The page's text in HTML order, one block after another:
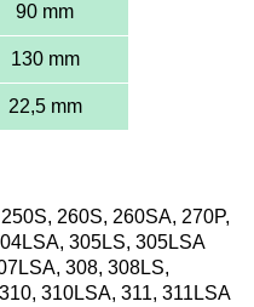
90 mm
130 mm
22,5 mm
260S, 260SA, 270P,
305LS, 305LSA
308, 308LS,
310LSA, 311, 311LSA